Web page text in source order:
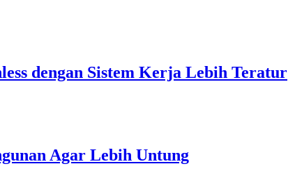
dengan Sistem Kerja Lebih Teratur
Agar Lebih Untung